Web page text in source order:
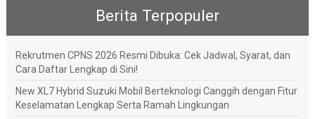
Berita Terpopuler
Rekrutmen CPNS 2026 Resmi Dibuka: Cek Jadwal, Syarat, dan
Cara Daftar Lengkap di Sini!
New XL7 Hybrid Suzuki Mobil Berteknologi Canggih dengan Fitur
Keselamatan Lengkap Serta Ramah Lingkungan